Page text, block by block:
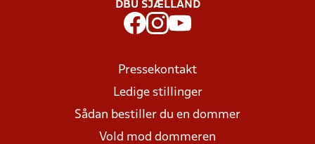
DBU SJÆLLAND
Pressekontakt
Ledige stillinger
Sådan bestiller du en dommer
Vold mod dommeren